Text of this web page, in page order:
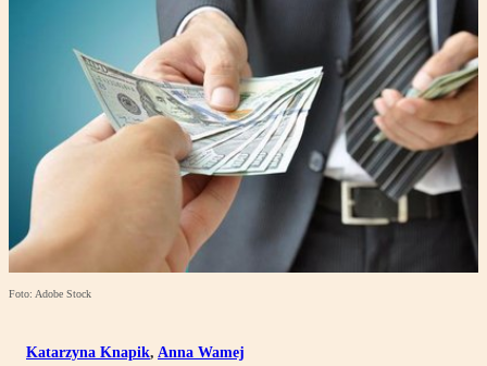
Foto: Adobe Stock
Katarzyna Knapik, Anna Wamej